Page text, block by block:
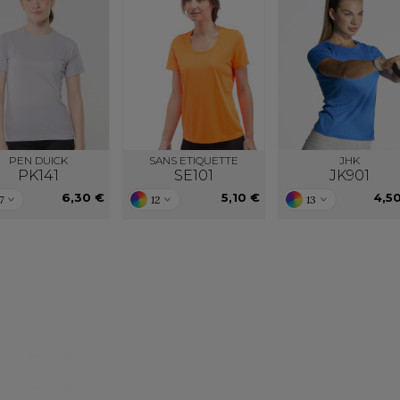
PEN DUICK
PK141
6,30 €
SANS ETIQUETTE
SE101
12 5,10 €
JHK
JK901
13